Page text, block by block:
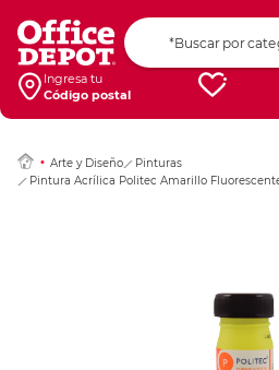
Ingresa tu
Código postal
Arte y Diseño
Pinturas
Pintura Acrílica Politec Amarillo